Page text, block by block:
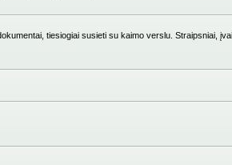
tiesiogiai susieti su kaimo verslu. Straipsniai,